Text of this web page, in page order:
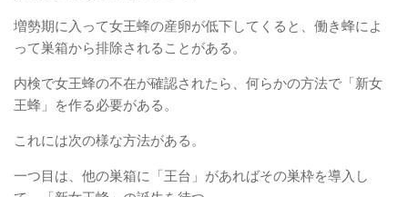
増勢期に入って女王蜂の産卵が低下してくると、働き蜂によ
って巣箱から排除されることがある。
内検で女王蜂の不在が確認されたら、何らかの方法で「新女
王蜂」を作る必要がある。
これには次の様な方法がある。
一つ目は、他の巣箱に「王台」があればその巣枠を導入し